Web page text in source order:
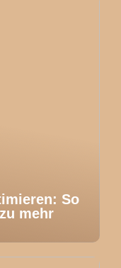
So
mehr